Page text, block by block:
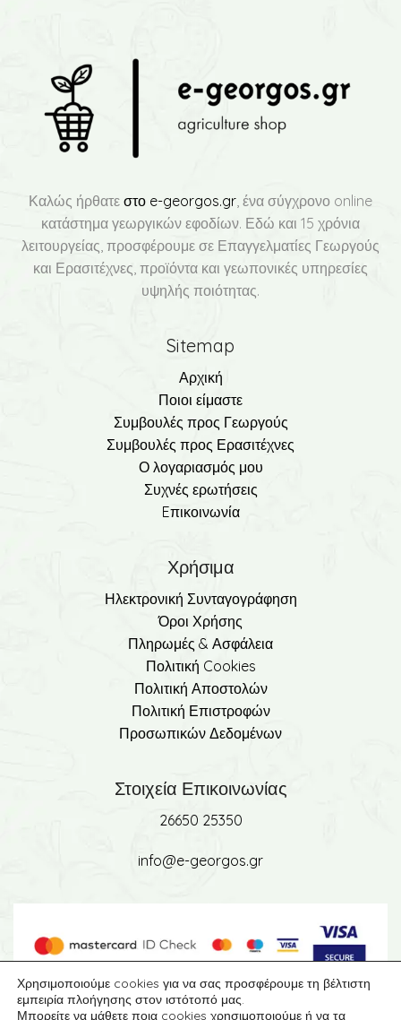
Καλώς ήρθατε στο e-georgos.gr , ένα σύγχρονο online
κατάστημα γεωργικών εφοδίων. Εδώ και 15 χρόνια
λειτουργείας, προσφέρουμε σε Επαγγελματίες Γεωργούς
και Ερασιτέχνες, προϊόντα και γεωπονικές υπηρεσίες
υψηλής ποιότητας.
Sitemap
Αρχική
Ποιοι είμαστε
Συμβουλές προς Γεωργούς
Συμβουλές προς Ερασιτέχνες
Ο λογαριασμός μου
Συχνές ερωτήσεις
Eπικοινωνία
Χρήσιμα
Ηλεκτρονική Συνταγογράφηση
Όροι Χρήσης
Πληρωμές & Ασφάλεια
Πολιτική Cookies
Πολιτική Αποστολών
Πολιτική Επιστροφών
Προσωπικών Δεδομένων
Στοιχεία Επικοινωνίας
26650 25350
info@e-georgos.gr
Χρησιμοποιούμε cookies για να σας προσφέρουμε τη βέλτιστη
εμπειρία πλοήγησης στον ιστότοπό μας.
Μπορείτε να μάθετε ποια cookies χρησιμοποιούμε ή να τα